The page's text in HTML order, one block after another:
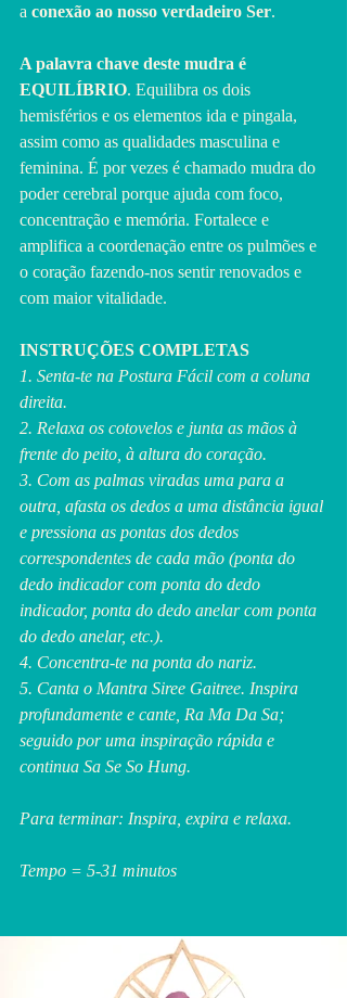
a conexão ao nosso verdadeiro Ser.
A palavra chave deste mudra é
EQUILÍBRIO. Equilibra os dois
hemisférios e os elementos ida e pingala,
assim como as qualidades masculina e
feminina. É por vezes é chamado mudra do
poder cerebral porque ajuda com foco,
concentração e memória. Fortalece e
amplifica a coordenação entre os pulmões e
o coração fazendo-nos sentir renovados e
com maior vitalidade.
INSTRUÇÕES COMPLETAS
1. Senta-te na Postura Fácil com a coluna
direita.
2. Relaxa os cotovelos e junta as mãos à
frente do peito, à altura do coração.
3. Com as palmas viradas uma para a
outra, afasta os dedos a uma distância igual
e pressiona as pontas dos dedos
correspondentes de cada mão (ponta do
dedo indicador com ponta do dedo
indicador, ponta do dedo anelar com ponta
do dedo anelar, etc.).
4. Concentra-te na ponta do nariz.
5. Canta o Mantra Siree Gaitree. Inspira
profundamente e cante, Ra Ma Da Sa;
seguido por uma inspiração rápida e
continua Sa Se So Hung.
Para terminar: Inspira, expira e relaxa.
Tempo = 5-31 minutos